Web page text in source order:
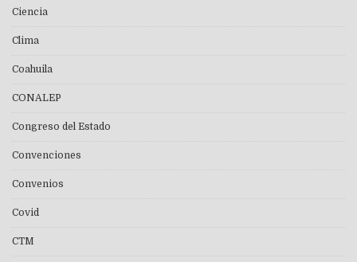
Ciencia
Clima
Coahuila
CONALEP
Congreso del Estado
Convenciones
Convenios
Covid
CTM